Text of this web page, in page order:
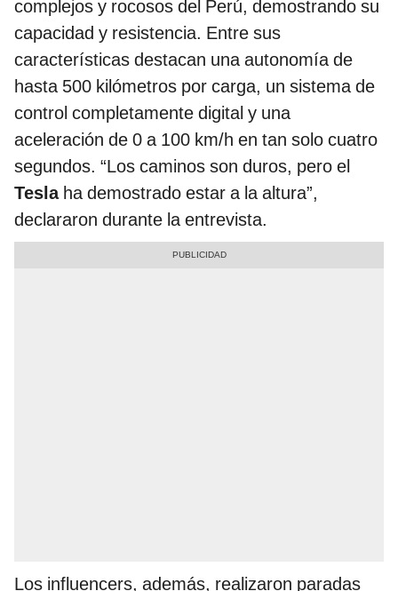
complejos y rocosos del Perú, demostrando su
capacidad y resistencia. Entre sus
características destacan una autonomía de
hasta 500 kilómetros por carga, un sistema de
control completamente digital y una
aceleración de 0 a 100 km/h en tan solo cuatro
segundos. “Los caminos son duros, pero el
Teslaha demostrado estar a la altura”,
declararon durante la entrevista.
Los influencers, además, realizaron paradas